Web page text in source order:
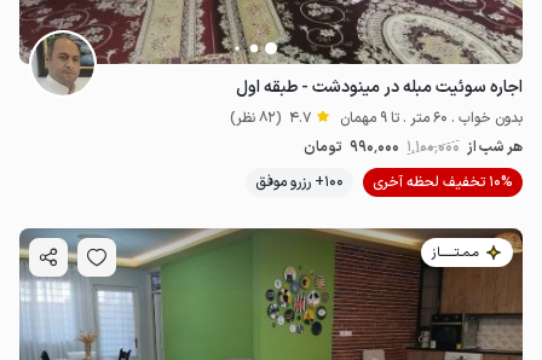
اجاره سوئیت مبله در مینودشت - طبقه اول
بدون خواب . 60 متر . تا 9 مهمان 4.7 (82 نظر)
هر شب از 1٬100٬000 990٬000 تومان
10% تخفیف لحظه آخری
100+ رزرو موفق
مـمـتــــــاز